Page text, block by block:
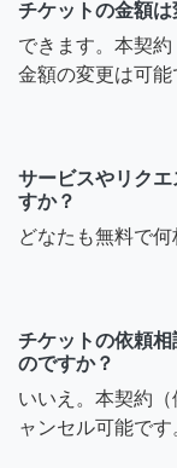
チケットの金額
できます。本契約
金額の変更は可能
サービスやリク
すか？
どなたも無料で
チケットの依頼
のですか？
いいえ。本契約
ャンセル可能です